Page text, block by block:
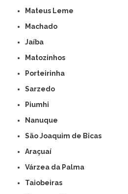
Mateus Leme
Machado
Jaíba
Matozinhos
Porteirinha
Sarzedo
Piumhi
Nanuque
São Joaquim de Bicas
Araçuaí
Várzea da Palma
Taiobeiras